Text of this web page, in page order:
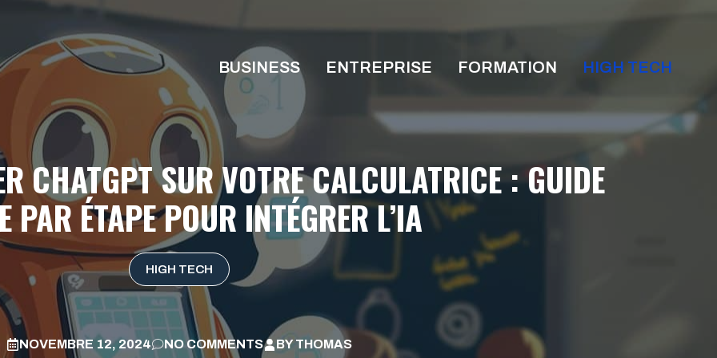
BUSINESS ENTREPRISE FORMATION HIGH TECH
CHATGPT SUR VOTRE CALCULATRICE : GUIDE
PAR ÉTAPE POUR INTÉGRER L’IA
HIGH TECH
NOVEMBRE 12, 2024 NO COMMENTS BYTHOMAS